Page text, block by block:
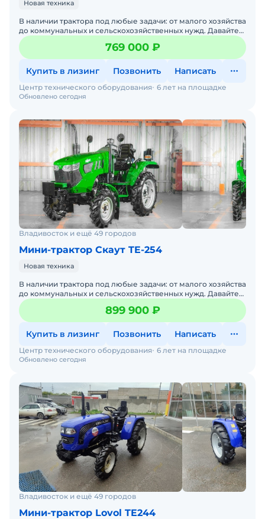
Новая техника
В наличии трактора под любые задачи: от малого хозяйства
до коммунальных и сельскохозяйственных нужд. Давайте
подберем тмини трактор под ваши задачи — просто
769 000 ₽
Купить в лизинг Позвонить Написать
Обновлено сегодня
Центр технического оборудования 6 лет на площадке
Владивосток и ещё 49 городов
Мини-трактор Скаут TE-254
Новая техника
В наличии трактора под любые задачи: от малого хозяйства
до коммунальных и сельскохозяйственных нужд. Давайте
подберем трактор под ваши задачи — просто напиши
899 900 ₽
Купить в лизинг Позвонить Написать
Обновлено сегодня
Центр технического оборудования 6 лет на площадке
Владивосток и ещё 49 городов
Мини-трактор Lovol TE244